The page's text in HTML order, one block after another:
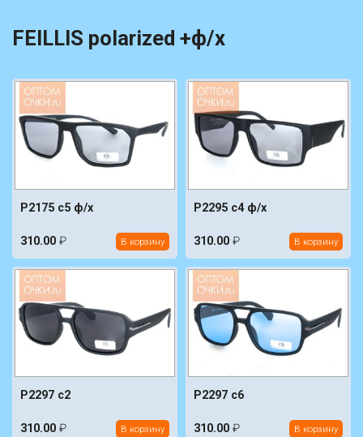
FEILLIS polarized +ф/х
P2175 c5 ф/х
310.00 ₽ В корзину
P2295 c4 ф/х
310.00 ₽ В корзину
P2297 c2
310.00 ₽ В корзину
P2297 c6
310.00 ₽ В корзину